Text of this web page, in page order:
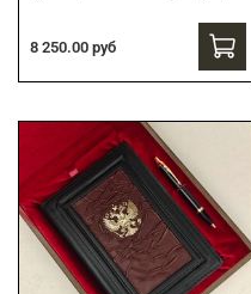
8 250.00 руб